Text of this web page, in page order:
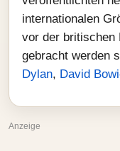
internationalen
vor der britischen
gebracht werden
Dylan, David
Anzeige